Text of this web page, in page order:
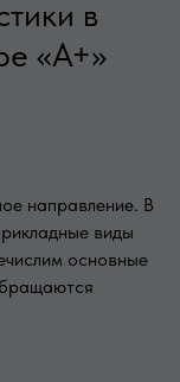
в
«А+»
направление. В
виды
основные